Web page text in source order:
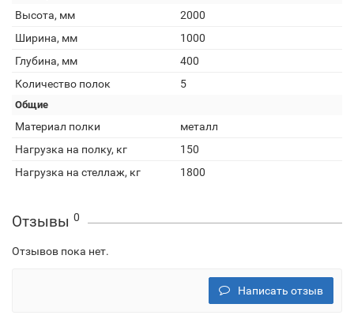
Высота, мм
2000
Ширина, мм
1000
Глубина, мм
400
Количество полок
5
Общие
Материал полки
металл
Нагрузка на полку, кг
150
Нагрузка на стеллаж, кг
1800
Отзывы 0
Отзывов пока нет.
Написать отзыв